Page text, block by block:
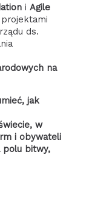
i Agile
ds.
na
jak
w
i obywateli
polu bitwy,